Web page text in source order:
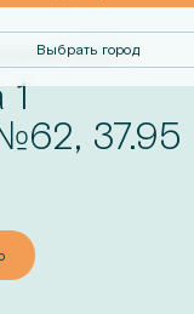
2027 г.
1
62, 37.95
Выбрать город